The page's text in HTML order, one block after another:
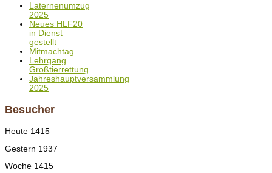
Laternenumzug
2025
Neues HLF20
in Dienst
gestellt
Mitmachtag
Lehrgang
Großtierrettung
Jahreshauptversammlung
2025
Besucher
Heute 1415
Gestern 1937
Woche 1415